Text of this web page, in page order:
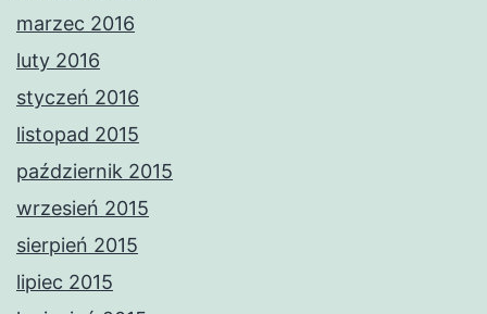
marzec 2016
luty 2016
styczeń 2016
listopad 2015
październik 2015
wrzesień 2015
sierpień 2015
lipiec 2015